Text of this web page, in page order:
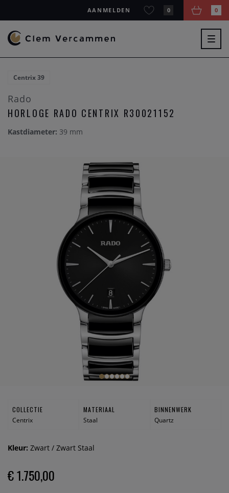
AANMELDEN 0 0
Centrix 39
Rado
HORLOGE RADO CENTRIX R30021152
Kastdiameter: 39 mm
COLLECTIE
Centrix
MATERIAAL
Staal
BINNENWERK
Quartz
Kleur: Zwart / Zwart Staal
€ 1.750,00